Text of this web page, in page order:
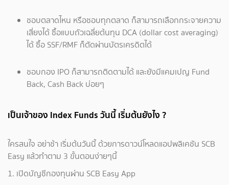
ชอบตลาดไหน หรือชอบทุกตลาด ก็สามารถเลือกกระจายความ
เสี่ยงได้ ซื้อแบบถัวเฉลี่ยต้นทุน DCA (dollar cost averaging)
ได้ ซื้อ SSF/RMF ก็ตัดผ่านบัตรเครดิตได้
ชอบกอง IPO ก็สามารถติดตามได้ และยังมีแคมเปญ Fund
Back, Cash Back บ่อยๆ
เป็นเจ้าของ Index Funds วันนี้ เริ่มต้นยังไง ?
ใครสนใจ อย่าช้า เริ่มต้นวันนี้ ด้วยการดาวน์โหลดแอปพลิเคชัน SCB
Easy แล้วทำตาม 3 ขั้นตอนง่ายๆนี้
1. เปิดบัญชีกองทุนผ่าน SCB Easy App